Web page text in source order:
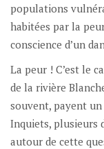
populations
habitées par la
conscience d’un
La peur ! C’est le
de la rivière
souvent, payent
Inquiets, plusieurs
autour de cette